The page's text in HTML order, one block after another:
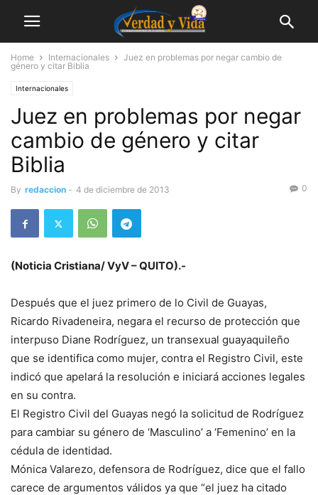
Home Internacionales
Juez en problemas por negar cambio de
género y citar Biblia
Internacionales
Juez en problemas por negar
cambio de género y citar
Biblia
By redaccion - 4 de diciembre de 2013 0
(Noticia Cristiana/ VyV – QUITO).-
Después que el juez primero de lo Civil de Guayas,
Ricardo Rivadeneira, negara el recurso de protección que
interpuso Diane Rodríguez, un transexual guayaquileño
que se identifica como mujer, contra el Registro Civil, este
indicó que apelará la resolución e iniciará acciones legales
en su contra.
El Registro Civil del Guayas negó la solicitud de Rodríguez
para cambiar su género de ‘Masculino’ a ‘Femenino’ en la
cédula de identidad.
Mónica Valarezo, defensora de Rodríguez, dice que el fallo
carece de argumentos válidos ya que “el juez ha citado